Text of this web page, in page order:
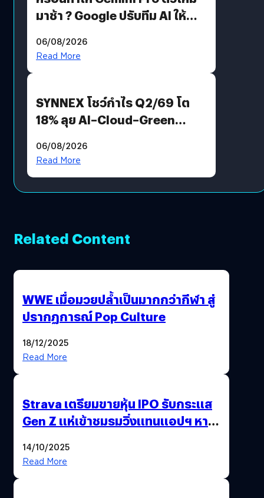
มาช้า ? Google ปรับทีม AI ให้
AGI
06/08/2026
Read More
SYNNEX โชว์กำไร Q2/69 โต
18% ลุย AI–Cloud–Green
Revenue เร่งเครื่อง New
ปันผล 0.10 บาท/หุ้น
06/08/2026
Read More
Related Content
WWE เมื่อมวยปล้ำเป็นมากกว่ากีฬา สู่
ปรากฏการณ์ Pop Culture
18/12/2025
Read More
Strava เตรียมขายหุ้น IPO รับกระแส
Gen Z แห่เข้าชมรมวิ่งแทนแอปฯ หาคู่
14/10/2025
Read More